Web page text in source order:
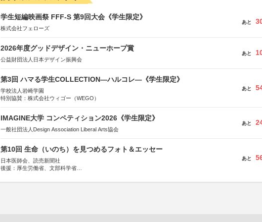
学生短編映画祭 FFF-S 第9回大会《学生限定》
株式会社フェローズ
あと
2026年度グッドデザイン・ニューホープ賞
公益財団法人日本デザイン振興会
あと
第3回 ハマる学生COLLECTION―ハルコレ―《学生限定》
学校法人岩崎学園
特別協賛：株式会社ウィゴー（WEGO）
あと
IMAGINE大学 コンペティション2026《学生限定》
一般社団法人Design Association Liberal Arts協会
あと
第10回 生命（いのち）を見つめるフォト＆エッセー
日本医師会、読売新聞社
後援：厚生労働省、文部科学省
あと